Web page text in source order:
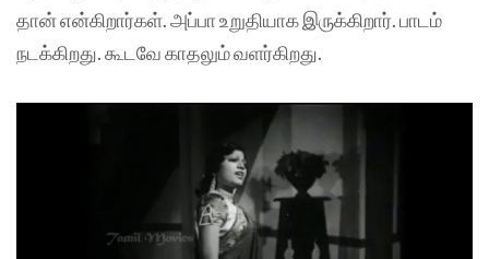
தான் என்கிறார்கள். அப்பா உறுதியாக இருக்கிறார். பாடம்
நடக்கிறது. கூடவே காதலும் வளர்கிறது.